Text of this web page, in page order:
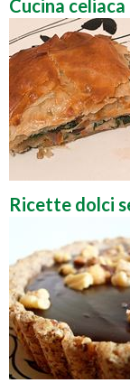
Cucina celiaca
Ricette dolci